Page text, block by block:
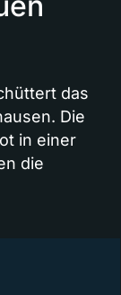
das
Die
in einer
die